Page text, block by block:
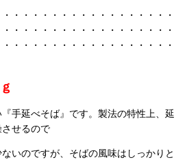
・・・・・・・・・・・・・・・・・
・・・・・・・・・・・・・・・・・
・・・・・・・・・・・・・・・・・
手延べそば』です。製法の特性上、延
せるので
いのですが、そばの風味はしっかりと